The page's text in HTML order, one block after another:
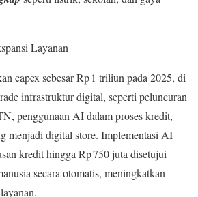
Layanan
capex sebesar Rp 1 triliun pada 2025, di
infrastruktur digital, seperti peluncuran
penggunaan AI dalam proses kredit,
menjadi digital store. Implementasi AI
kredit hingga Rp 750 juta disetujui
secara otomatis, meningkatkan